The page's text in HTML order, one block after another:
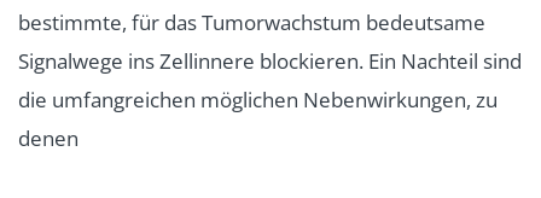
bestimmte, für das Tumorwachstum bedeutsame
Signalwege ins Zellinnere blockieren. Ein Nachteil sind
die umfangreichen möglichen Nebenwirkungen, zu
denen